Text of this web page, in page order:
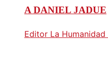
A DANIEL JADUE
Editor La Humanidad